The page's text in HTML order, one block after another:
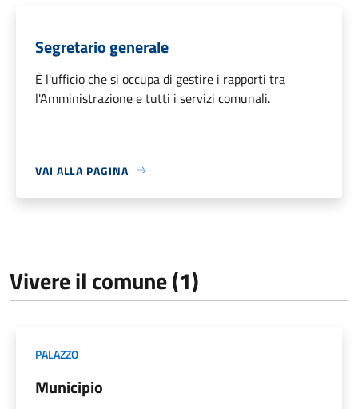
Segretario generale
È l'ufficio che si occupa di gestire i rapporti tra
l'Amministrazione e tutti i servizi comunali.
VAI ALLA PAGINA
Vivere il comune (1)
PALAZZO
Municipio